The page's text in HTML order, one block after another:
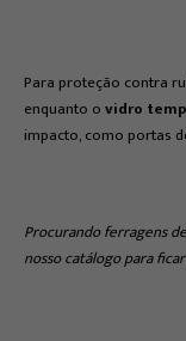
Para proteção contra
enquanto ovidro
impacto, como portas
Procurando ferragens
nosso catálogo para